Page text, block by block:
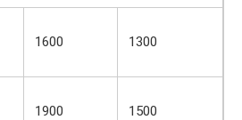
1600 1300
1900 1500